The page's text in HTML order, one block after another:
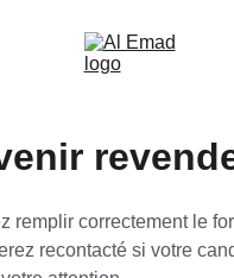
remplir correctement le
recontacté si votre